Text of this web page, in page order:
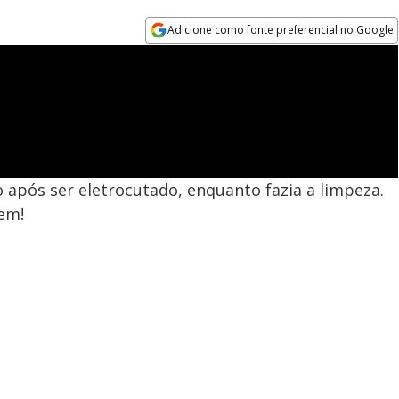
Adicione como fonte preferencial no Google
ser eletrocutado, enquanto fazia a limpeza.